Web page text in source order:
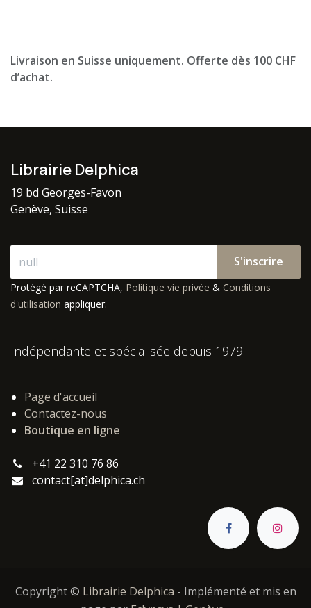
Livraison en Suisse uniquement. Offerte dès 100 CHF
d’achat.
Librairie Delphica
19 bd Georges-Favon
Genève, Suisse
S'inscrire
Protégé par reCAPTCHA, Politique vie privée & Conditions
d'utilisation appliquer.
Indépendante et spécialisée depuis 1979.
Page d'accueil
Contactez-nous
Boutique en ligne
+41 22 310 76 86
contact[at]delphica.ch
Copyright © Librairie Delphica - Implémenté et mis en